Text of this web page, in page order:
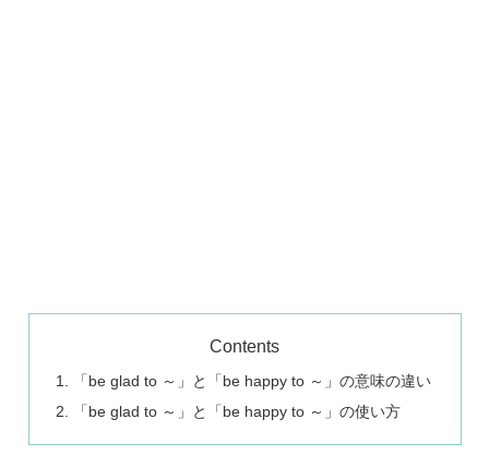
Contents
「be glad to ～」と「be happy to ～」の意味の違い
「be glad to ～」と「be happy to ～」の使い方